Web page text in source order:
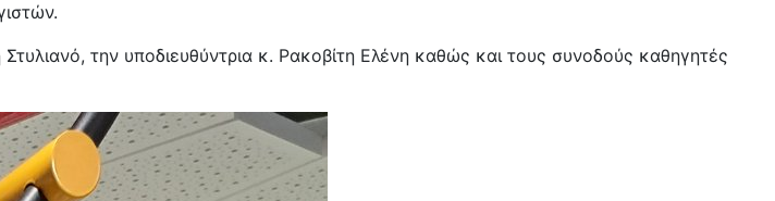
την υποδιευθύντρια κ. Ρακοβίτη Ελένη καθώς και τους συνοδούς καθηγητές